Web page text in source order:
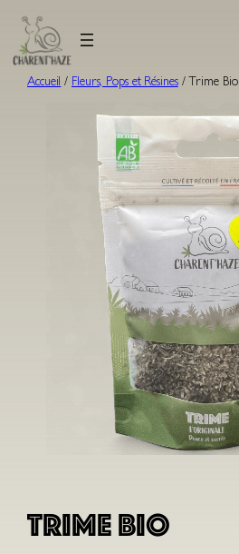
contenu
Accueil / Fleurs, Pops et Résines/ Trime Bio
Trime Bio